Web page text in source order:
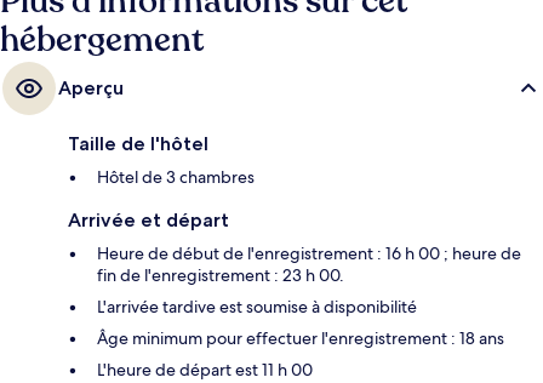
hébergement
Aperçu
Taille de l'hôtel
Hôtel de 3 chambres
Arrivée et départ
Heure de début de l'enregistrement : 16 h 00 ; heure de
fin de l'enregistrement : 23 h 00.
L'arrivée tardive est soumise à disponibilité
Âge minimum pour effectuer l'enregistrement : 18 ans
L'heure de départ est 11 h 00